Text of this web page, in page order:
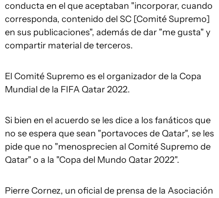
conducta en el que aceptaban "incorporar, cuando
corresponda, contenido del SC [Comité Supremo]
en sus publicaciones", además de dar "me gusta" y
compartir material de terceros.
El Comité Supremo es el organizador de la Copa
Mundial de la FIFA Qatar 2022.
Si bien en el acuerdo se les dice a los fanáticos que
no se espera que sean "portavoces de Qatar", se les
pide que no "menosprecien al Comité Supremo de
Qatar" o a la "Copa del Mundo Qatar 2022".
Pierre Cornez, un oficial de prensa de la Asociación